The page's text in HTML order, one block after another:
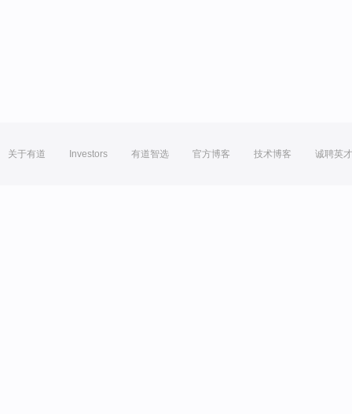
关于有道 Investors 有道智选 官方博客 技术博客 诚聘英才